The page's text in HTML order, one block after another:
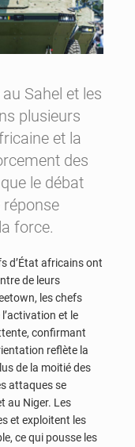
Sahel et les
plusieurs
et la
des
le débat
réponse
force.
d’État africains ont
de leurs
les chefs
et le
confirmant
reflète la
de la moitié des
attaques se
au Niger. Les
et exploitent les
ce qui pousse les